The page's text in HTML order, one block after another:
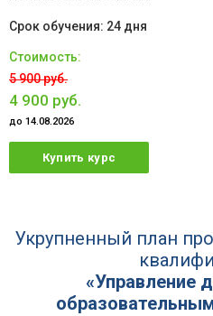
24 дня
5 900 руб.
4 900 руб.
до 14.08.2026
Купить курс
Укрупненный план
«Управление